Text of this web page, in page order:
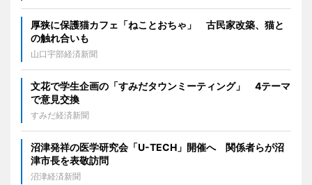
厚狭に保護猫カフェ「ねことおちゃ」 古民家改築、猫と
の触れ合いも
山口宇部経済新聞
文花で学生企画の「すみだタウンミーティング」 4テーマ
で意見交換
すみだ経済新聞
沼津発祥の医学研究会「U-TECH」開催へ 関係者らが沼
津市長を表敬訪問
沼津経済新聞